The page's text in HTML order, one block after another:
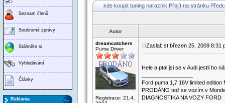
Seznam členů
Soukromé zprávy
Stáhněte si
Vyhledávání
Články
Reklama
kde koupit tuning naraznik Přejít na stránku
Autor
dreamcatchers
Puma Driver
Registrace: 21.4.
Zaslal: st březen 25, 2009 8:31
Hele a ptal jsi se v Audi jestli ho
Ford puma 1,7 16V limited
PRODÁNO teď se vozím v
DIAGNOSTIKA NA VOZY FORD